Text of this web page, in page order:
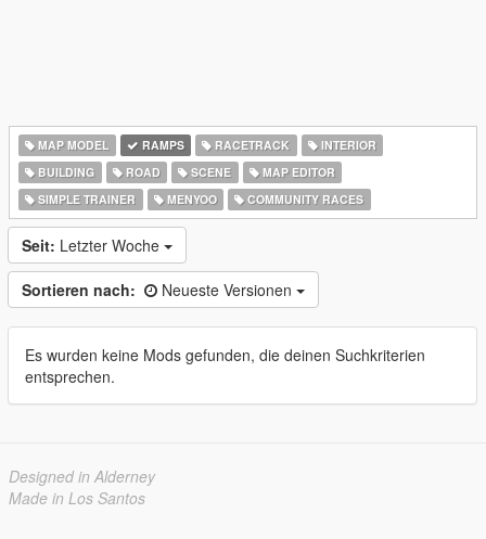
MAP MODEL RAMPS RACETRACK
INTERIOR
BUILDING
ROAD SCENE
MAP EDITOR
SIMPLE TRAINER
MENYOO COMMUNITY RACES
Seit: Letzter Woche
Sortieren nach: Neueste Versionen
Es wurden keine Mods gefunden, die deinen Suchkriterien
entsprechen.
Designed in Alderney
Made in Los Santos